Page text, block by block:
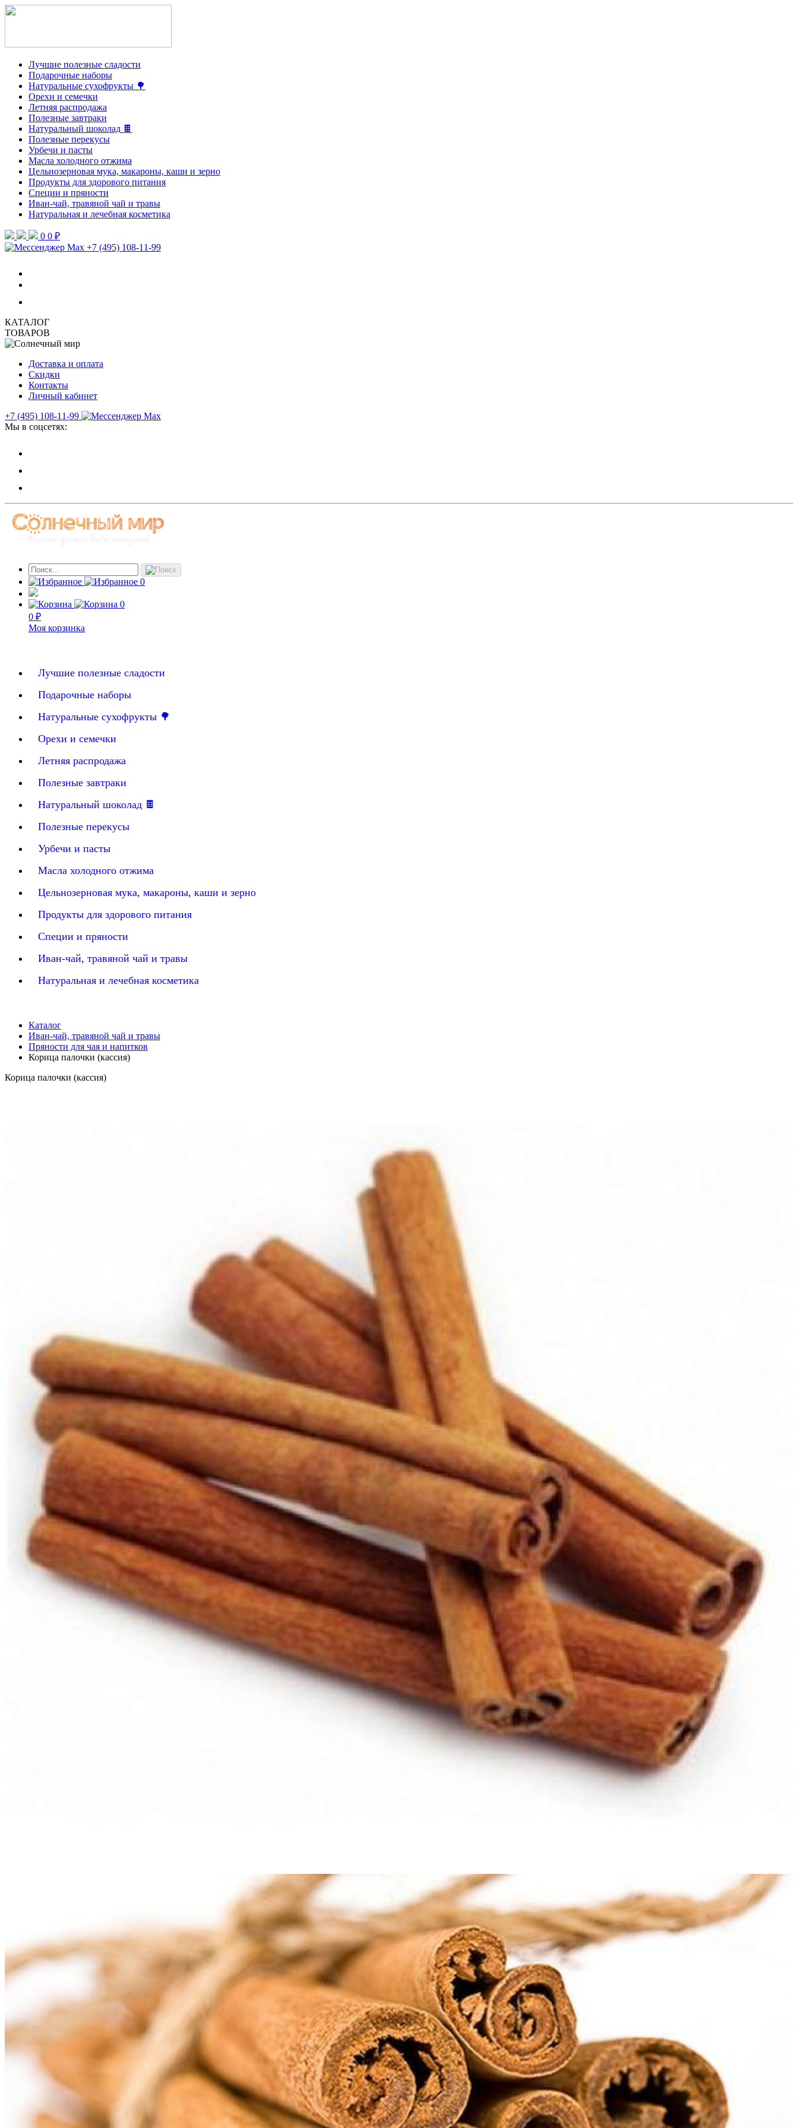
Лучшие полезные сладости
Подарочные наборы
Натуральные сухофрукты 🌳
Орехи и семечки
Летняя распродажа
Полезные завтраки
Натуральный шоколад 🍫
Полезные перекусы
Урбечи и пасты
Масла холодного отжима
Цельнозерновая мука, макароны, каши и зерно
Продукты для здорового питания
Специи и пряности
Иван-чай, травяной чай и травы
Натуральная и лечебная косметика
0 0 ₽
+7 (495) 108-11-99
КАТАЛОГ
ТОВАРОВ
Доставка и оплата
Скидки
Контакты
Личный кабинет
+7 (495) 108-11-99
Мы в соцсетях:
0
0
0 ₽
Моя корзинка
Лучшие полезные сладости
Подарочные наборы
Натуральные сухофрукты 🌳
Орехи и семечки
Летняя распродажа
Полезные завтраки
Натуральный шоколад 🍫
Полезные перекусы
Урбечи и пасты
Масла холодного отжима
Цельнозерновая мука, макароны, каши и зерно
Продукты для здорового питания
Специи и пряности
Иван-чай, травяной чай и травы
Натуральная и лечебная косметика
Каталог
Иван-чай, травяной чай и травы
Пряности для чая и напитков
Корица палочки (кассия)
Корица палочки (кассия)